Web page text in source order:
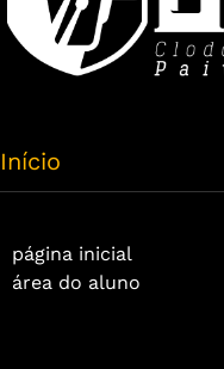
Início
página inicial
área do aluno